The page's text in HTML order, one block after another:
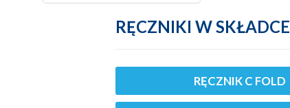
RĘCZNIKI W SKŁADCE
RĘCZNIK C FOLD